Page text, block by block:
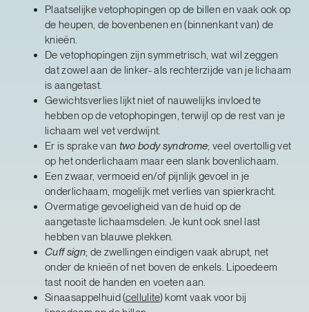
Plaatselijke vetophopingen op de billen en vaak ook op
de heupen, de bovenbenen en (binnenkant van) de
knieën.
De vetophopingen zijn symmetrisch, wat wil zeggen
dat zowel aan de linker- als rechterzijde van je lichaam
is aangetast.
Gewichtsverlies lijkt niet of nauwelijks invloed te
hebben op de vetophopingen, terwijl op de rest van je
lichaam wel vet verdwijnt.
Er is sprake van two body syndrome; veel overtollig vet
op het onderlichaam maar een slank bovenlichaam.
Een zwaar, vermoeid en/of pijnlijk gevoel in je
onderlichaam, mogelijk met verlies van spierkracht.
Overmatige gevoeligheid van de huid op de
aangetaste lichaamsdelen. Je kunt ook snel last
hebben van blauwe plekken.
Cuff sign; de zwellingen eindigen vaak abrupt, net
onder de knieën of net boven de enkels. Lipoedeem
tast nooit de handen en voeten aan.
Sinaasappelhuid (cellulite) komt vaak voor bij